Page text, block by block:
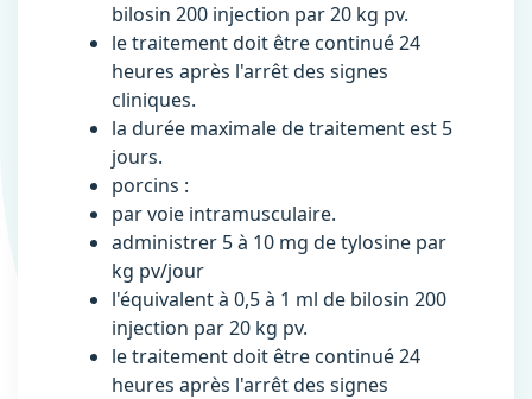
bilosin 200 injection par 20 kg pv.
le traitement doit être continué 24
heures après l'arrêt des signes
cliniques.
la durée maximale de traitement est 5
jours.
porcins :
par voie intramusculaire.
administrer 5 à 10 mg de tylosine par
kg pv/jour
l'équivalent à 0,5 à 1 ml de bilosin 200
injection par 20 kg pv.
le traitement doit être continué 24
heures après l'arrêt des signes